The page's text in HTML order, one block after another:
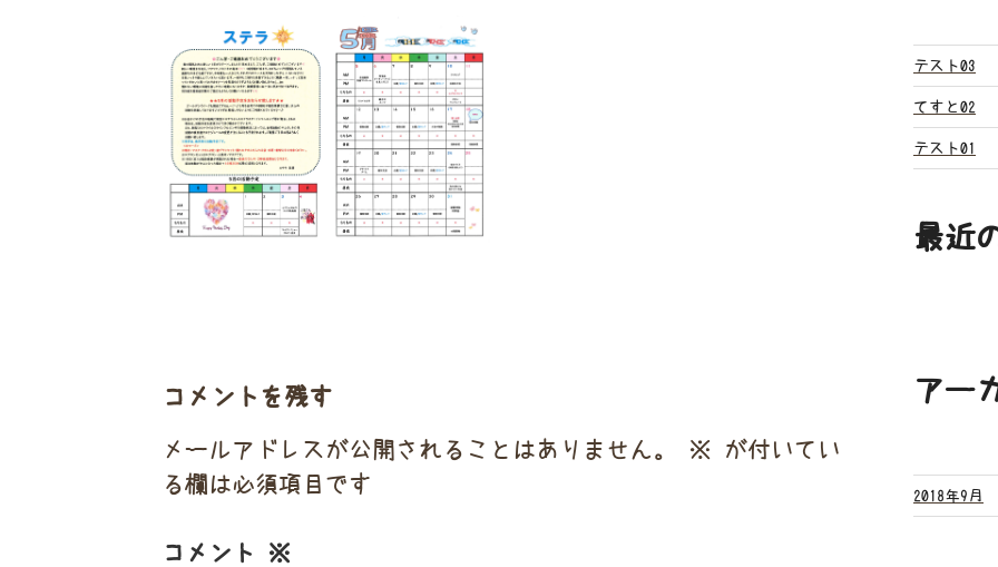
コメントを残す
メールアドレスが公開されることはありません。 ※ が付いてい
る欄は必須項目です
コメント ※
テスト03
てすと02
テスト01
最近
アー
2018年9月